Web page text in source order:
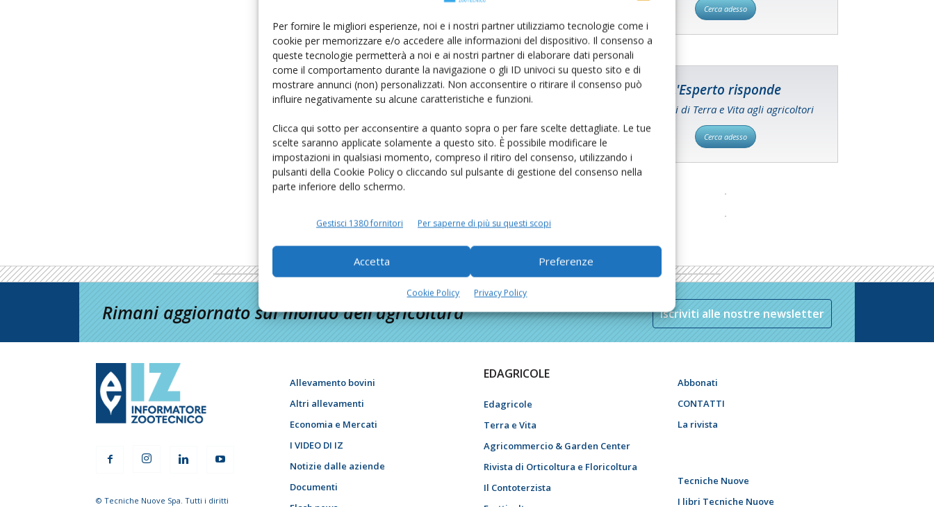
Per fornire le migliori esperienze, noi e i nostri partner utilizziamo tecnologie come i
cookie per memorizzare e/o accedere alle informazioni del dispositivo. Il consenso a
queste tecnologie permetterà a noi e ai nostri partner di elaborare dati personali
come il comportamento durante la navigazione o gli ID univoci su questo sito e di
mostrare annunci (non) personalizzati. Non acconsentire o ritirare il consenso può
influire negativamente su alcune caratteristiche e funzioni.
Clicca qui sotto per acconsentire a quanto sopra o per fare scelte dettagliate. Le tue
scelte saranno applicate solamente a questo sito. È possibile modificare le
impostazioni in qualsiasi momento, compreso il ritiro del consenso, utilizzando i
pulsanti della Cookie Policy o cliccando sul pulsante di gestione del consenso nella
parte inferiore dello schermo.
Gestisci 1380 fornitori Per saperne di più su questi scopi
Accetta Preferenze
Cookie Policy Privacy Policy
Cerca adesso
L'Esperto risponde
I consigli di Terra e Vita agli agricoltori
Cerca adesso
Rimani aggiornato sul mondo dell’agricoltura Iscriviti alle nostre newsletter
© Tecniche Nuove Spa. Tutti i diritti
Allevamento bovini
Altri allevamenti
Economia e Mercati
I VIDEO DI IZ
Notizie dalle aziende
Documenti
EDAGRICOLE
Edagricole
Terra e Vita
Agricommercio & Garden Center
Rivista di Orticoltura e Floricoltura
Il Contoterzista
Abbonati
CONTATTI
La rivista
Tecniche Nuove
I libri Tecniche Nuove